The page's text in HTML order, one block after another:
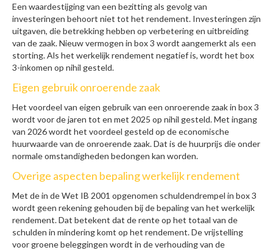
Een waardestijging van een bezitting als gevolg van
investeringen behoort niet tot het rendement. Investeringen zijn
uitgaven, die betrekking hebben op verbetering en uitbreiding
van de zaak. Nieuw vermogen in box 3 wordt aangemerkt als een
storting. Als het werkelijk rendement negatief is, wordt het box
3-inkomen op nihil gesteld.
Eigen gebruik onroerende zaak
Het voordeel van eigen gebruik van een onroerende zaak in box 3
wordt voor de jaren tot en met 2025 op nihil gesteld. Met ingang
van 2026 wordt het voordeel gesteld op de economische
huurwaarde van de onroerende zaak. Dat is de huurprijs die onder
normale omstandigheden bedongen kan worden.
Overige aspecten bepaling werkelijk rendement
Met de in de Wet IB 2001 opgenomen schuldendrempel in box 3
wordt geen rekening gehouden bij de bepaling van het werkelijk
rendement. Dat betekent dat de rente op het totaal van de
schulden in mindering komt op het rendement. De vrijstelling
voor groene beleggingen wordt in de verhouding van de